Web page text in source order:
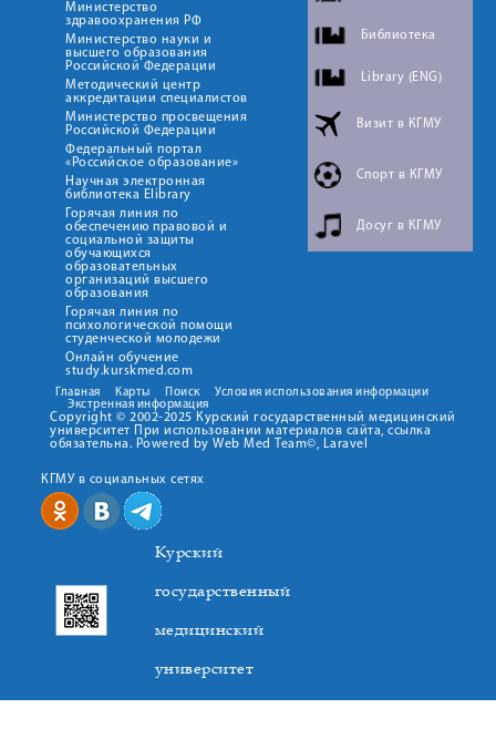
Министерство
здравоохранения РФ
Министерство науки и
высшего образования
Российской Федерации
Методический центр
аккредитации специалистов
Министерство просвещения
Российской Федерации
Федеральный портал
«Российское образование»
Научная электронная
библиотека Elibrary
Горячая линия по
обеспечению правовой и
социальной защиты
обучающихся
образовательных
организаций высшего
образования
Горячая линия по
психологической помощи
студенческой молодежи
Онлайн обучение
study.kurskmed.com
Библиотека
Library (ENG)
Визит в КГМУ
Спорт в КГМУ
Досуг в КГМУ
Главная Карты Поиск
Условия использования информации
Экстренная информация
Copyright © 2002-2025 Курский государственный медицинский
университет При использовании материалов сайта, ссылка
обязательна. Powered by Web Med Team©, Laravel
КГМУ в социальных сетях
Курский
государственный
медицинский
университет